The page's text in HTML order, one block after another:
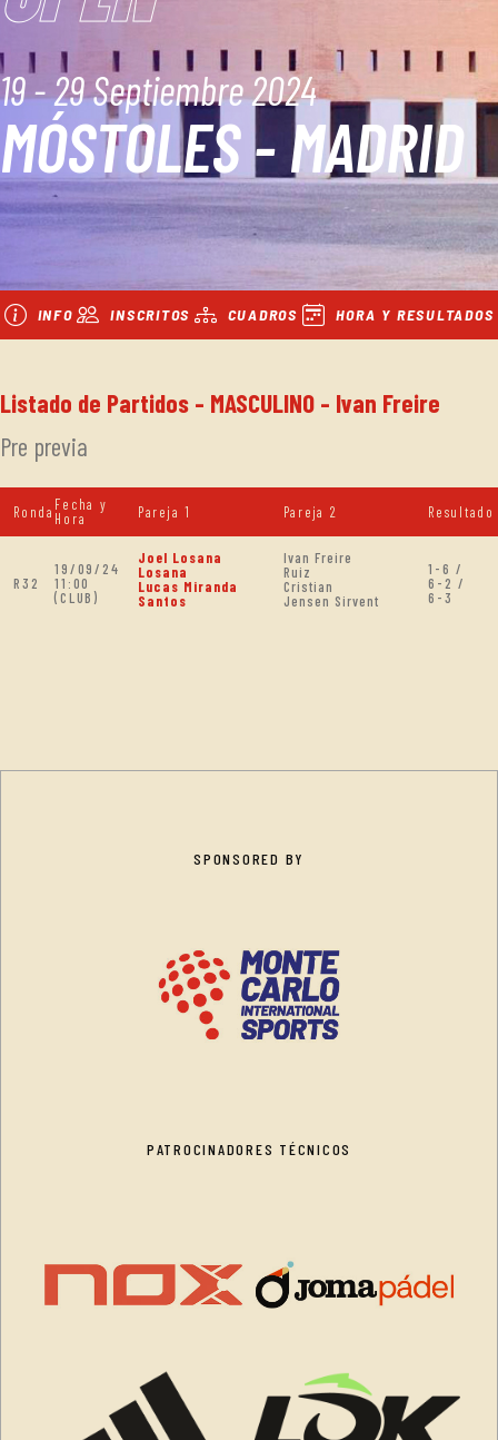
19 - 29 Septiembre 2024
MÓSTOLES - MADRID
INFO INSCRITOS CUADROS HORA Y RESULTADOS
Listado de Partidos - MASCULINO - Ivan Freire
Pre previa
Ronda Fecha y
Hora
Pareja 1 Pareja 2 Resultado
R32
19/09/24
11:00
(CLUB)
Joel Losana
Losana
Lucas Miranda
Santos
Ivan Freire
Ruiz
Cristian
Jensen Sirvent
1-6 /
6-2 /
6-3
SPONSORED BY
PATROCINADORES TÉCNICOS